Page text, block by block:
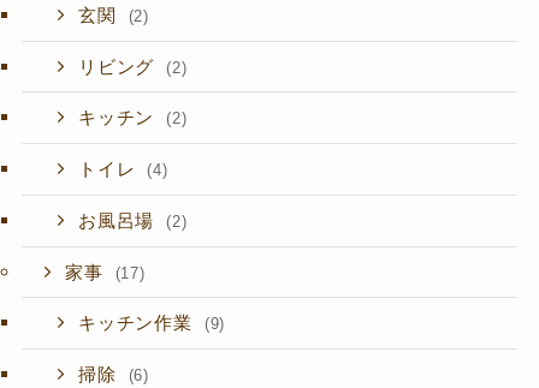
玄関 (2)
リビング (2)
キッチン (2)
トイレ (4)
お風呂場 (2)
家事 (17)
キッチン作業 (9)
掃除 (6)